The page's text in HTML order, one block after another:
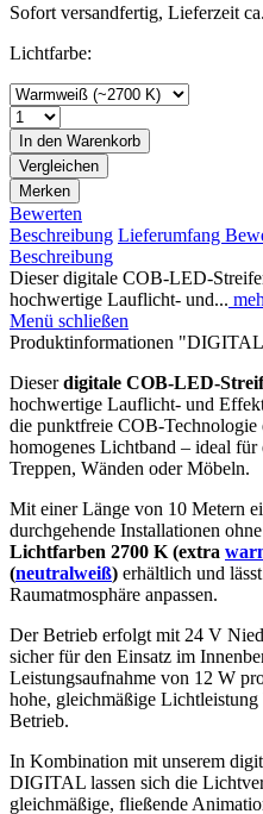
Sofort versandfertig, Lieferzeit
Lichtfarbe:
In den Warenkorb
Vergleichen
Merken
Bewerten
Beschreibung Lieferumfang
Beschreibung
Dieser digitale COB-LED-
hochwertige Lauflicht- und...
Menü schließen
Produktinformationen
Dieserdigitale COB-LED-
hochwertige Lauflicht- und
die punktfreie COB-Technologie
homogenes Lichtband – ideal
Treppen, Wänden oder Möbeln.
Mit einer Länge von 10 Metern
durchgehende Installationen
Lichtfarben 2700 K (extra
(neutralweiß) erhältlich und
Raumatmosphäre anpassen.
Der Betrieb erfolgt mit 24 V
sicher für den Einsatz im
Leistungsaufnahme von 12 W
hohe, gleichmäßige
Betrieb.
In Kombination mit unserem
DIGITAL lassen sich die
gleichmäßige, fließende